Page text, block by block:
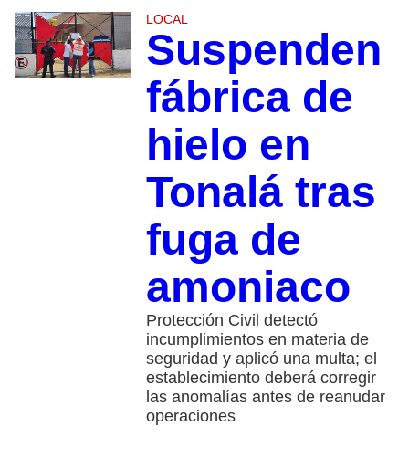
LOCAL
Suspenden
fábrica de
hielo en
Tonalá tras
fuga de
amoniaco
Protección Civil detectó
incumplimientos en materia de
seguridad y aplicó una multa; el
establecimiento deberá corregir
las anomalías antes de reanudar
operaciones